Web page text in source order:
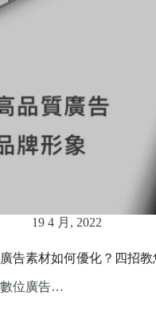
19 4 月, 2022
廣告素材如何優化？四招教
數位廣告…